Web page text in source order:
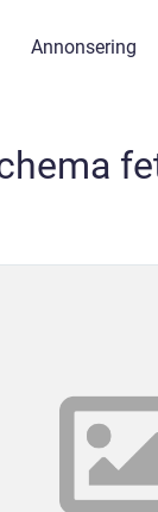
Annonsering